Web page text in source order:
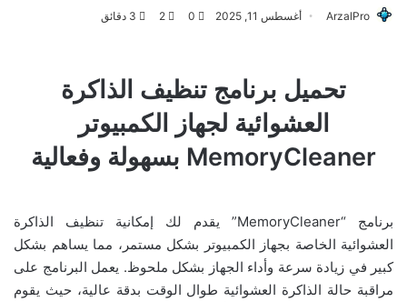
ArzalPro أغسطس 11, 2025 0
2
تحميل برنامج تنظيف الذاكرة
العشوائية لجهاز الكمبيوتر
MemoryCleaner بسهولة وفعالية
برنامج “MemoryCleaner” يقدم لك إمكانية تنظيف الذاكرة
العشوائية الخاصة بجهاز الكمبيوتر بشكل مستمر، مما يساهم بشكل
كبير في زيادة سرعة وأداء الجهاز بشكل ملحوظ. يعمل البرنامج على
مراقبة حالة الذاكرة العشوائية طوال الوقت بدقة عالية، حيث يقوم